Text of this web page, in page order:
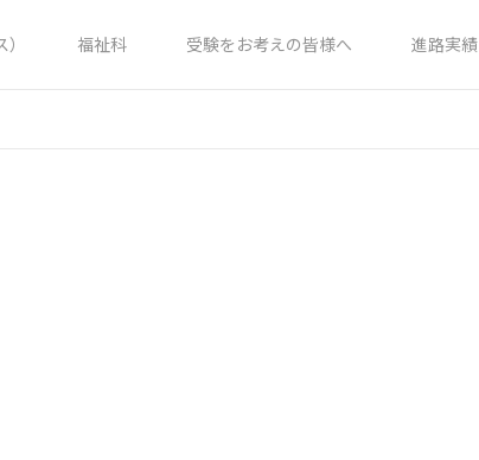
福祉科 受験をお考えの皆様へ 進路実績